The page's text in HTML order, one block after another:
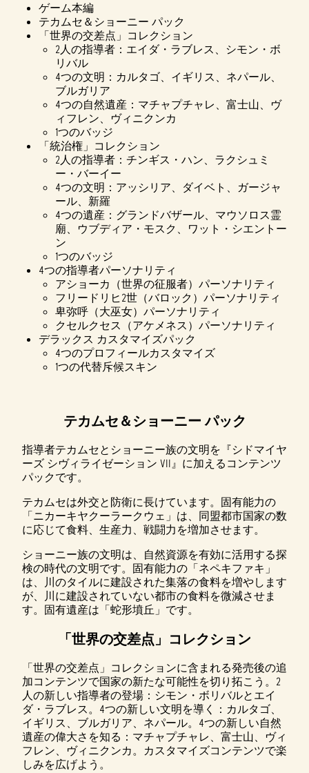
ゲーム本編
テカムセ＆ショーニー パック
「世界の交差点」コレクション
2人の指導者：エイダ・ラブレス、シモン・ボ
リバル
4つの文明：カルタゴ、イギリス、ネパール、
ブルガリア
4つの自然遺産：マチャプチャレ、富士山、ヴ
ィフレン、ヴィニクンカ
1つのバッジ
「統治権」コレクション
2人の指導者：チンギス・ハン、ラクシュミ
ー・バーイー
4つの文明：アッシリア、ダイベト、ガージャ
ール、新羅
4つの遺産：グランドバザール、マウソロス霊
廟、ウブディア・モスク、ワット・シエントー
ン
1つのバッジ
4つの指導者パーソナリティ
アショーカ（世界の征服者）パーソナリティ
フリードリヒ2世（バロック）パーソナリティ
卑弥呼（大巫女）パーソナリティ
クセルクセス（アケメネス）パーソナリティ
デラックス カスタマイズパック
4つのプロフィールカスタマイズ
1つの代替斥候スキン
テカムセ＆ショーニー パック
指導者テカムセとショーニー族の文明を『シドマイヤ
ーズ シヴィライゼーション VII』に加えるコンテンツ
パックです。
テカムセは外交と防衛に長けています。固有能力の
「ニカーキヤクーラークウェ」は、同盟都市国家の数
に応じて食料、生産力、戦闘力を増加させます。
ショーニー族の文明は、自然資源を有効に活用する探
検の時代の文明です。固有能力の「ネペキファキ」
は、川のタイルに建設された集落の食料を増やします
が、川に建設されていない都市の食料を微減させま
す。固有遺産は「蛇形墳丘」です。
「世界の交差点」コレクション
「世界の交差点」コレクションに含まれる発売後の追
加コンテンツで国家の新たな可能性を切り拓こう。2
人の新しい指導者の登場：シモン・ボリバルとエイ
ダ・ラブレス。4つの新しい文明を導く：カルタゴ、
イギリス、ブルガリア、ネパール。4つの新しい自然
遺産の偉大さを知る：マチャプチャレ、富士山、ヴィ
フレン、ヴィニクンカ。カスタマイズコンテンツで楽
しみを広げよう。